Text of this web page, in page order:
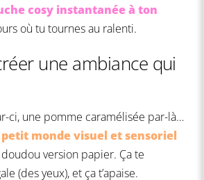
cosy instantanée à ton
où tu tournes au ralenti.
une ambiance qui
ci, une pomme caramélisée par-là…
monde visuel et sensoriel
version papier. Ça te
(des yeux), et ça t’apaise.